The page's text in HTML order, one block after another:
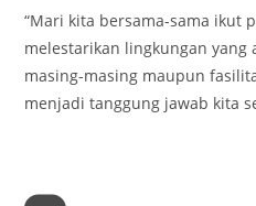
“Mari kita bersama-sama ikut
melestarikan lingkungan
masing-masing maupun
menjadi tanggung jawab kita